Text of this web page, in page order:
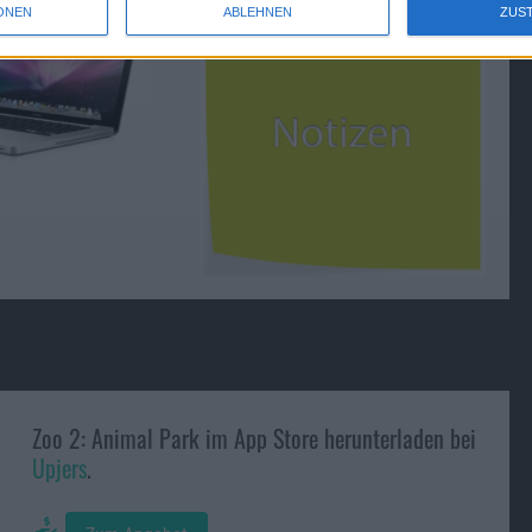
ABLEHNEN
Zoo 2: Animal Park im App Store herunterladen bei
Upjers.